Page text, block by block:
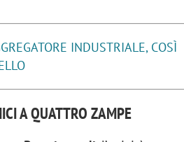
INDUSTRIALE, COSÌ
A QUATTRO ZAMPE